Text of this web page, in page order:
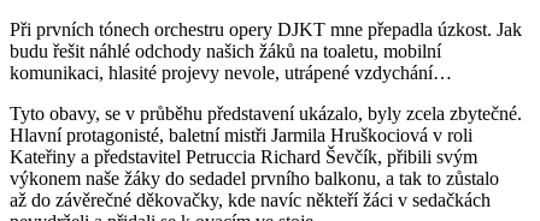
Při prvních tónech orchestru opery DJKT mne přepadla úzkost. Jak
budu řešit náhlé odchody našich žáků na toaletu, mobilní
komunikaci, hlasité projevy nevole, utrápené vzdychání…
Tyto obavy, se v průběhu představení ukázalo, byly zcela zbytečné.
Hlavní protagonisté, baletní mistři Jarmila Hruškociová v roli
Kateřiny a představitel Petruccia Richard Ševčík, přibili svým
výkonem naše žáky do sedadel prvního balkonu, a tak to zůstalo
až do závěrečné děkovačky, kde navíc někteří žáci v sedačkách